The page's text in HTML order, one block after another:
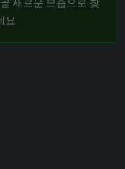
새로운 모습으로 찾
요.